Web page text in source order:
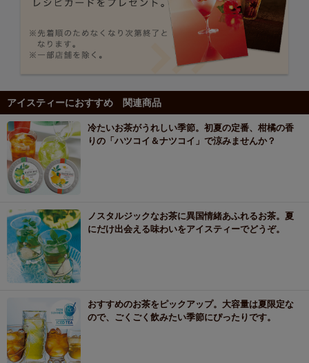
アイスティーにおすすめ 関連商品
冷たいお茶がうれしい季節。初夏の定番、柑橘の香
りの「ハツコイ＆ナツコイ」で涼みませんか？
ノスタルジックなお茶に異国情緒あふれるお茶。夏
にだけ出会える味わいをアイスティーでどうぞ。
おすすめのお茶をピックアップ。大容量は夏限定な
ので、ごくごく飲みたい季節にぴったりです。